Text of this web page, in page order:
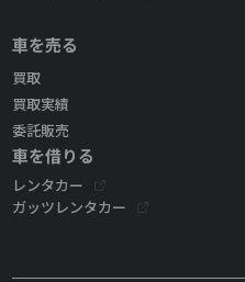
車を売る
買取
買取実績
委託販売
車を借りる
レンタカー
ガッツレンタカー